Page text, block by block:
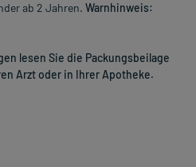
ab 2 Jahren. Warnhinweis:
lesen Sie die Packungsbeilage
Arzt oder in Ihrer Apotheke.